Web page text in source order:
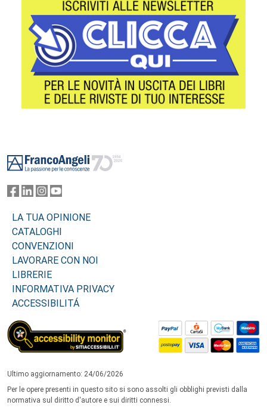
LA TUA OPINIONE
CATALOGHI
CONVENZIONI
LAVORARE CON NOI
LIBRERIE
INFORMATIVA PRIVACY
ACCESSIBILITÁ
Ultimo aggiornamento: 24/06/2026
Per le opere presenti in questo sito si sono assolti gli obblighi previsti dalla
normativa sul diritto d'autore e sui diritti connessi.